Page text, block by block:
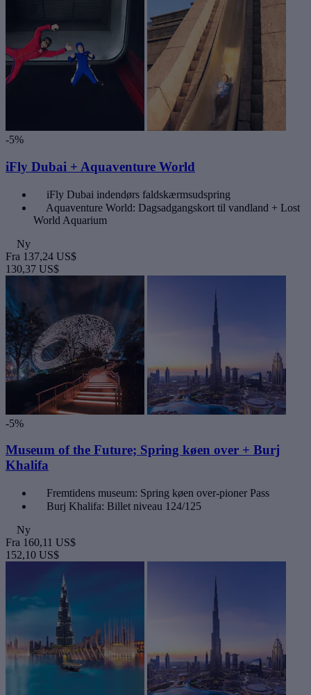
-5%
iFly Dubai + Aquaventure World
iFly Dubai indendørs faldskærmsudspring
Aquaventure World: Dagsadgangskort til vandland + Lost
World Aquarium
Ny
Fra 137,24 US$
130,37 US$
-5%
Museum of the Future; Spring køen over + Burj
Khalifa
Fremtidens museum: Spring køen over-pioner Pass
Burj Khalifa: Billet niveau 124/125
Ny
Fra 160,11 US$
152,10 US$